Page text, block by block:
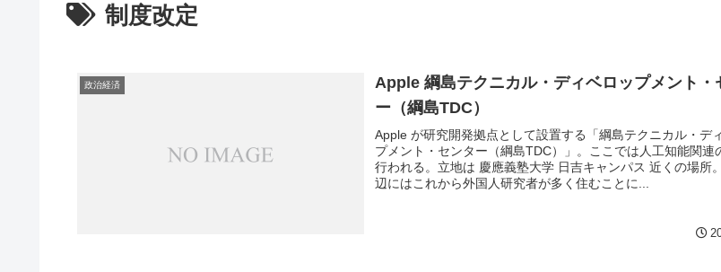
制度改定
政治経済
Apple 綱島テクニカル・ディベロップメント・
ー（綱島TDC）
Apple が研究開発拠点として設置する「綱島テクニカル・デ
プメント・センター（綱島TDC）」。ここでは人工知能関連
行われる。立地は 慶應義塾大学 日吉キャンパス 近くの場所
辺にはこれから外国人研究者が多く住むことに...